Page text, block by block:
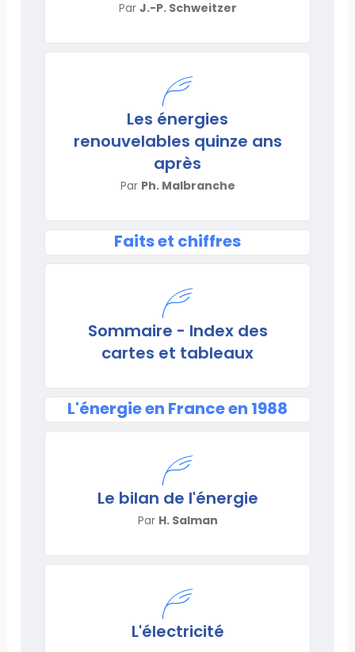
Par J.-P. Schweitzer
Les énergies
renouvelables quinze ans
après
Par Ph. Malbranche
Faits et chiffres
Sommaire - Index des
cartes et tableaux
L'énergie en France en 1988
Le bilan de l'énergie
Par H. Salman
L'électricité